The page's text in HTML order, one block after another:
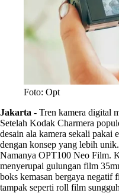
Foto: Opt
Jakarta - Tren kamera digital
Setelah Kodak Charmera
desain ala kamera sekali pakai
dengan konsep yang lebih unik.
Namanya OPT100 Neo Film.
menyerupai gulungan film
boks kemasan bergaya negatif
tampak seperti roll film